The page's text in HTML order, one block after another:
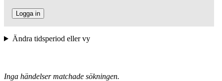
Logga in
Ändra tidsperiod eller vy
Inga händelser matchade sökningen.